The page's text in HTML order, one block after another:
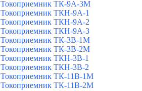
Токоприемник ТК-9А-3М
Токоприемник ТКН-9А-1
Токоприемник ТКН-9А-2
Токоприемник ТКН-9А-3
Токоприемник ТК-3В-1М
Токоприемник ТК-3В-2М
Токоприемник ТКН-3В-1
Токоприемник ТКН-3В-2
Токоприемник ТК-11В-1М
Токоприемник ТК-11В-2М